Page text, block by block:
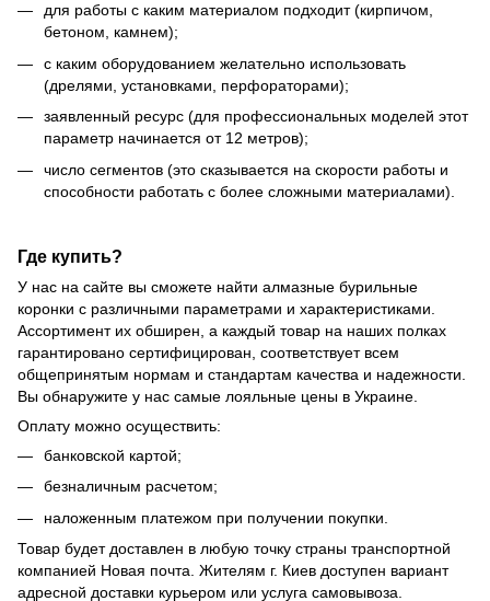
для работы с каким материалом подходит (кирпичом,
бетоном, камнем);
с каким оборудованием желательно использовать
(дрелями, установками, перфораторами);
заявленный ресурс (для профессиональных моделей этот
параметр начинается от 12 метров);
число сегментов (это сказывается на скорости работы и
способности работать с более сложными материалами).
Где купить?
У нас на сайте вы сможете найти алмазные бурильные
коронки с различными параметрами и характеристиками.
Ассортимент их обширен, а каждый товар на наших полках
гарантировано сертифицирован, соответствует всем
общепринятым нормам и стандартам качества и надежности.
Вы обнаружите у нас самые лояльные цены в Украине.
Оплату можно осуществить:
банковской картой;
безналичным расчетом;
наложенным платежом при получении покупки.
Товар будет доставлен в любую точку страны транспортной
компанией Новая почта. Жителям г. Киев доступен вариант
адресной доставки курьером или услуга самовывоза.